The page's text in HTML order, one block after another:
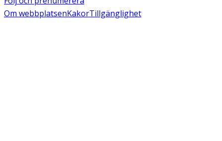
Om webbplatsenKakorTillgänglighet